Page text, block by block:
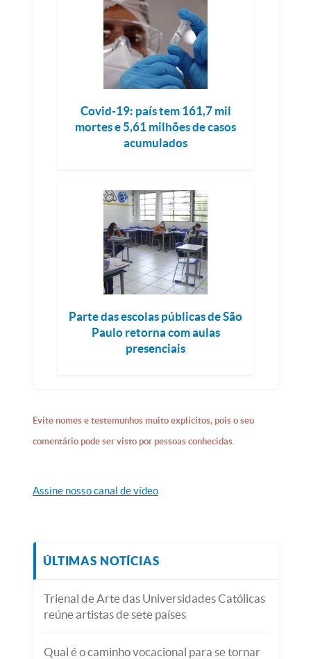
Covid-19: país tem 161,7 mil
mortes e 5,61 milhões de casos
acumulados
Parte das escolas públicas de São
Paulo retorna com aulas
presenciais
Evite nomes e testemunhos muito explícitos, pois o seu
comentário pode ser visto por pessoas conhecidas.
Assine nosso canal de vídeo
ÚLTIMAS NOTÍCIAS
Trienal de Arte das Universidades Católicas
reúne artistas de sete países
Qual é o caminho vocacional para se tornar